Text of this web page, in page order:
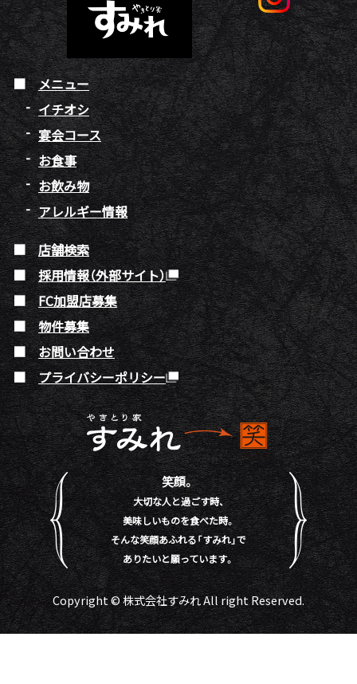
メニュー
イチオシ
宴会コース
お食事
お飲み物
アレルギー情報
店舗検索
採用情報（外部サイト）
FC加盟店募集
物件募集
お問い合わせ
プライバシーポリシー
笑顔。
大切な人と過ごす時、
美味しいものを食べた時。
そんな笑顔あふれる「すみれ」で
ありたいと願っています。
Copyright © 株式会社すみれ All right Reserved.